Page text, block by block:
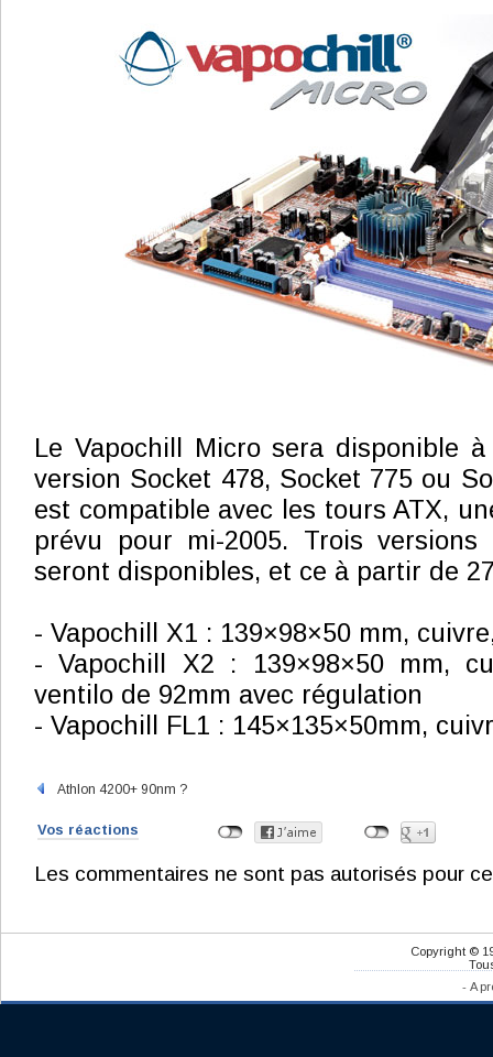
Le Vapochill Micro sera disponible
version Socket 478, Socket 775 ou
est compatible avec les tours ATX,
prévu pour mi-2005. Trois versions
seront disponibles, et ce à partir de
- Vapochill X1 : 139×98×50 mm,
- Vapochill X2 : 139×98×50 mm,
ventilo de 92mm avec régulation
- Vapochill FL1 : 145×135×50mm,
Athlon 4200+ 90nm ?
Vos réactions
Les commentaires ne sont pas autorisés pour
Copyright ©
- A